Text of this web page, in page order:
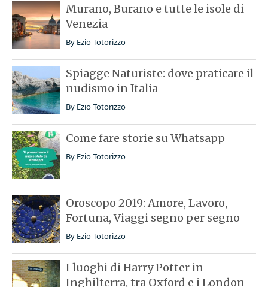
Murano, Burano e tutte le isole di
Venezia
By Ezio Totorizzo
Spiagge Naturiste: dove praticare il
nudismo in Italia
By Ezio Totorizzo
Come fare storie su Whatsapp
By Ezio Totorizzo
Oroscopo 2019: Amore, Lavoro,
Fortuna, Viaggi segno per segno
By Ezio Totorizzo
I luoghi di Harry Potter in
Inghilterra, tra Oxford e i London